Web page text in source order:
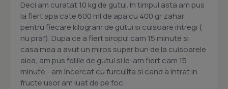
Deci am curatat 10 kg de gutui. In timpul asta am pus
la fiert apa cate 600 ml de apa cu 400 gr zahar
pentru fiecare kilogram de gutui si cuisoare intregi (
nu praf). Dupa ce a fiert siropul cam 15 minute si
casa mea a avut un miros super bun de la cuisoarele
alea, am pus feliile de gutui si le-am fiert cam 15
minute - am incercat cu furculita si cand a intrat in
fructe usor am luat de pe foc.